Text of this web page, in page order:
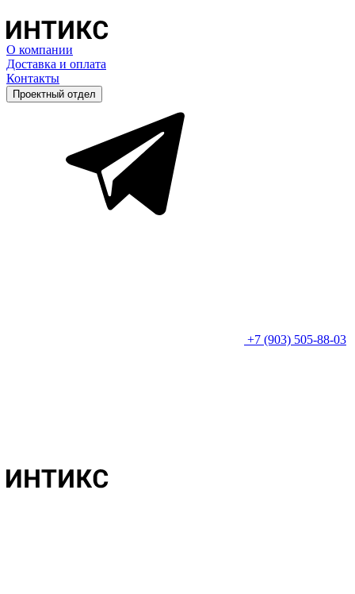
О компании
Доставка и оплата
Контакты
Проектный отдел
+7 (903) 505-88-03